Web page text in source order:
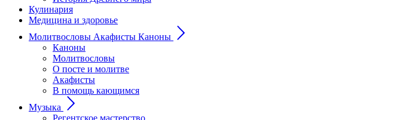
Кулинария
Медицина и здоровье
Молитвословы Акафисты Каноны
Каноны
Молитвословы
О посте и молитве
Акафисты
В помощь кающимся
Музыка
Регентское мастерство